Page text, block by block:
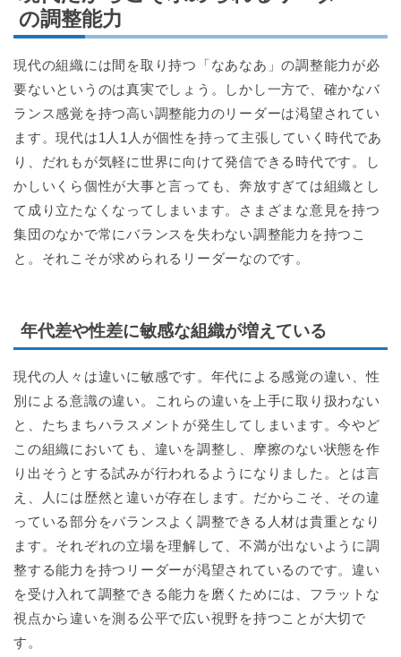
の調整能力
現代の組織には間を取り持つ「なあなあ」の調整能力が必
要ないというのは真実でしょう。しかし一方で、確かなバ
ランス感覚を持つ高い調整能力のリーダーは渇望されてい
ます。現代は1人1人が個性を持って主張していく時代であ
り、だれもが気軽に世界に向けて発信できる時代です。し
かしいくら個性が大事と言っても、奔放すぎては組織とし
て成り立たなくなってしまいます。さまざまな意見を持つ
集団のなかで常にバランスを失わない調整能力を持つこ
と。それこそが求められるリーダーなのです。
年代差や性差に敏感な組織が増えている
現代の人々は違いに敏感です。年代による感覚の違い、性
別による意識の違い。これらの違いを上手に取り扱わない
と、たちまちハラスメントが発生してしまいます。今やど
この組織においても、違いを調整し、摩擦のない状態を作
り出そうとする試みが行われるようになりました。とは言
え、人には歴然と違いが存在します。だからこそ、その違
っている部分をバランスよく調整できる人材は貴重となり
ます。それぞれの立場を理解して、不満が出ないように調
整する能力を持つリーダーが渇望されているのです。違い
を受け入れて調整できる能力を磨くためには、フラットな
視点から違いを測る公平で広い視野を持つことが大切で
す。